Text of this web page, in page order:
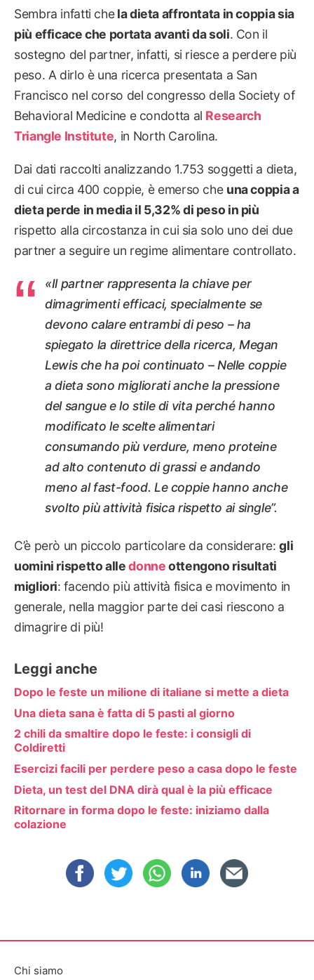
Sembra infatti chela dieta affrontata in coppia sia
più efficace che portata avanti da soli. Con il
sostegno del partner, infatti, si riesce a perdere più
peso. A dirlo è una ricerca presentata a San
Francisco nel corso del congresso della Society of
Behavioral Medicine e condotta al Research
Triangle Institute, in North Carolina.
Dai dati raccolti analizzando 1.753 soggetti a dieta,
di cui circa 400 coppie, è emerso che una coppia a
dieta perde in media il 5,32% di peso in più
rispetto alla circostanza in cui sia solo uno dei due
partner a seguire un regime alimentare controllato.
«Il partner rappresenta la chiave per
dimagrimenti efficaci, specialmente se
devono calare entrambi di peso – ha
spiegato la direttrice della ricerca, Megan
Lewis che ha poi continuato – Nelle coppie
a dieta sono migliorati anche la pressione
del sangue e lo stile di vita perché hanno
modificato le scelte alimentari
consumando più verdure, meno proteine
ad alto contenuto di grassi e andando
meno al fast-food. Le coppie hanno anche
svolto più attività fisica rispetto ai single”.
C’è però un piccolo particolare da considerare:gli
uomini rispetto alledonneottengono risultati
migliori: facendo più attività fisica e movimento in
generale, nella maggior parte dei casi riescono a
dimagrire di più!
Leggi anche
Dopo le feste un milione di italiane si mette a dieta
Una dieta sana è fatta di 5 pasti al giorno
2 chili da smaltire dopo le feste: i consigli di
Coldiretti
Esercizi facili per perdere peso a casa dopo le feste
Dieta, un test del DNA dirà qual è la più efficace
Ritornare in forma dopo le feste: iniziamo dalla
colazione
Chi siamo